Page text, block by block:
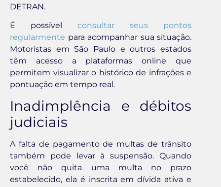
DETRAN.
É possível consultar seus pontos
regularmente para acompanhar sua situação.
Motoristas em São Paulo e outros estados
têm acesso a plataformas online que
permitem visualizar o histórico de infrações e
pontuação em tempo real.
Inadimplência e débitos
judiciais
A falta de pagamento de multas de trânsito
também pode levar à suspensão. Quando
você não quita uma multa no prazo
estabelecido, ela é inscrita em dívida ativa e